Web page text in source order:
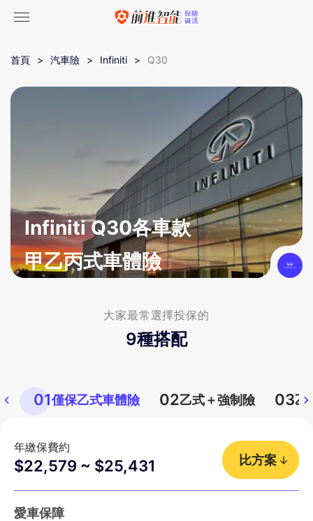
首頁 汽車險 Infiniti Q30
Infiniti Q30各車款
甲乙丙式車體險
大家最常選擇投保的
9種搭配
01僅保乙式車體險 02乙式＋強制險 03乙
年繳保費約
$22,579 ~ $25,431 比方案
愛車保障